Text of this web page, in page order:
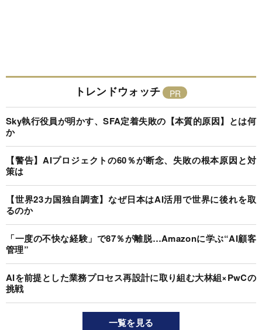
トレンドウォッチ
Sky執行役員が明かす、SFA定着失敗の【本質的原因】とは何
か
【警告】AIプロジェクトの60％が断念、失敗の根本原因と対
策は
【世界23カ国独自調査】なぜ日本はAI活用で世界に後れを取
るのか
「一度の不快な経験」で87％が離脱…Amazonに学ぶ“AI顧客
管理”
AIを前提とした業務プロセス再設計に取り組む大林組×PwCの
挑戦
一覧を見る